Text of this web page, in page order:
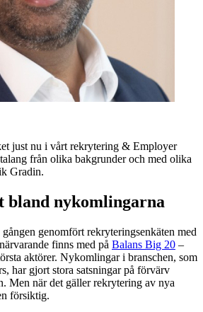
just nu i vårt rekrytering & Employer
från olika bakgrunder och med olika
Gradin.
bland nykomlingarna
genomfört rekryteringsenkäten med
finns med på Balans Big 20 –
aktörer. Nykomlingar i branschen, som
har gjort stora satsningar på förvärv
Men när det gäller rekrytering av nya
försiktig.